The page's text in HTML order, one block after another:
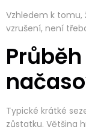
Vzhledem k tomu,
vzrušení, není
Typické krátké
zůstatku. Většina